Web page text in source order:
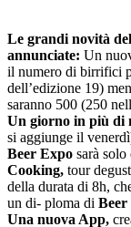
Le grandi novità
annunciate: Un
il numero di birrifici
dell’edizione 19)
saranno 500 (250
Un giorno in più di
si aggiunge il
Beer Expo sarà
Cooking, tour
della durata di 8h,
un di- ploma di Beer
Una nuova App,